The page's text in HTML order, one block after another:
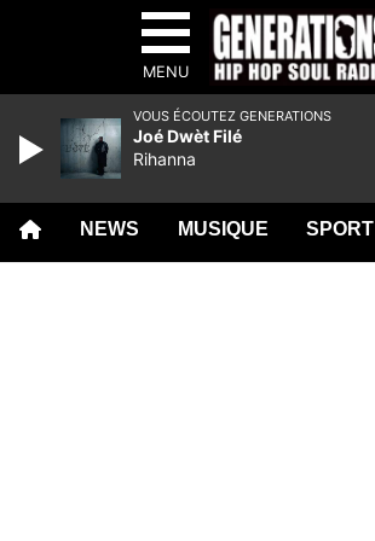
MENU
NEWS MUSIQUE SPORT
VOUS ÉCOUTEZ GENERATIONS
Joé Dwèt Filé
Rihanna